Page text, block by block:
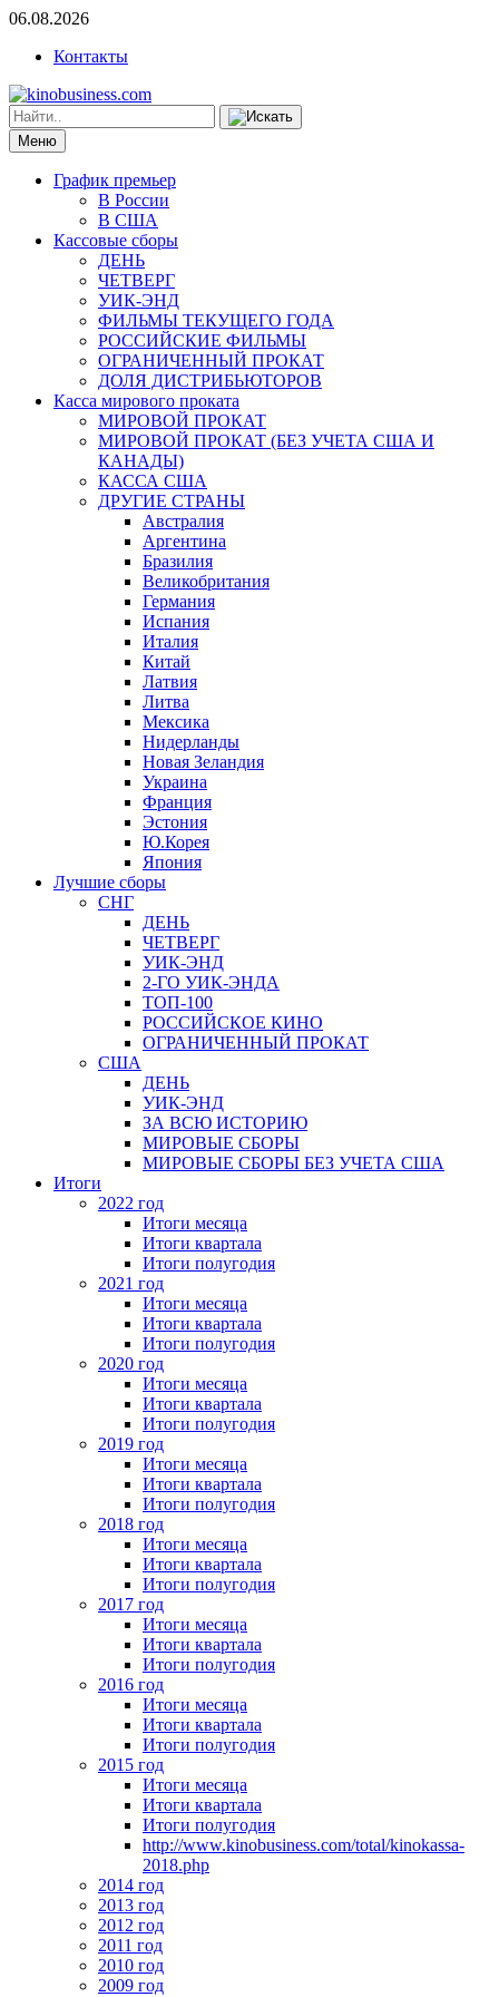
06.08.2026
Контакты
Меню
График премьер
В России
В США
Кассовые сборы
ДЕНЬ
ЧЕТВЕРГ
УИК-ЭНД
ФИЛЬМЫ ТЕКУЩЕГО ГОДА
РОССИЙСКИЕ ФИЛЬМЫ
ОГРАНИЧЕННЫЙ ПРОКАТ
ДОЛЯ ДИСТРИБЬЮТОРОВ
Касса мирового проката
МИРОВОЙ ПРОКАТ
МИРОВОЙ ПРОКАТ (БЕЗ УЧЕТА США И
КАНАДЫ)
КАССА США
ДРУГИЕ СТРАНЫ
Австралия
Аргентина
Бразилия
Великобритания
Германия
Испания
Италия
Китай
Латвия
Литва
Мексика
Нидерланды
Новая Зеландия
Украина
Франция
Эстония
Ю.Корея
Япония
Лучшие сборы
СНГ
ДЕНЬ
ЧЕТВЕРГ
УИК-ЭНД
2-ГО УИК-ЭНДА
ТОП-100
РОССИЙСКОЕ КИНО
ОГРАНИЧЕННЫЙ ПРОКАТ
США
ДЕНЬ
УИК-ЭНД
ЗА ВСЮ ИСТОРИЮ
МИРОВЫЕ СБОРЫ
МИРОВЫЕ СБОРЫ БЕЗ УЧЕТА США
Итоги
2022 год
Итоги месяца
Итоги квартала
Итоги полугодия
2021 год
Итоги месяца
Итоги квартала
Итоги полугодия
2020 год
Итоги месяца
Итоги квартала
Итоги полугодия
2019 год
Итоги месяца
Итоги квартала
Итоги полугодия
2018 год
Итоги месяца
Итоги квартала
Итоги полугодия
2017 год
Итоги месяца
Итоги квартала
Итоги полугодия
2016 год
Итоги месяца
Итоги квартала
Итоги полугодия
2015 год
Итоги месяца
Итоги квартала
Итоги полугодия
http://www.kinobusiness.com/total/kinokassa-
2018.php
2014 год
2013 год
2012 год
2011 год
2010 год
2009 год